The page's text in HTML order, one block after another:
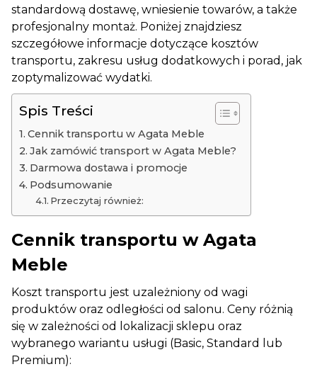
standardową dostawę, wniesienie towarów, a także
profesjonalny montaż. Poniżej znajdziesz
szczegółowe informacje dotyczące kosztów
transportu, zakresu usług dodatkowych i porad, jak
zoptymalizować wydatki.
Spis Treści
Cennik transportu w Agata Meble
Jak zamówić transport w Agata Meble?
Darmowa dostawa i promocje
Podsumowanie
Przeczytaj również:
Cennik transportu w Agata
Meble
Koszt transportu jest uzależniony od wagi
produktów oraz odległości od salonu. Ceny różnią
się w zależności od lokalizacji sklepu oraz
wybranego wariantu usługi (Basic, Standard lub
Premium):